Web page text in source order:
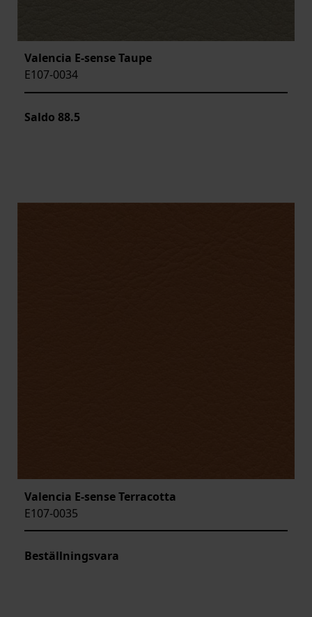
Valencia E-sense Taupe
E107-0034
Saldo 88.5
Valencia E-sense Terracotta
E107-0035
Beställningsvara